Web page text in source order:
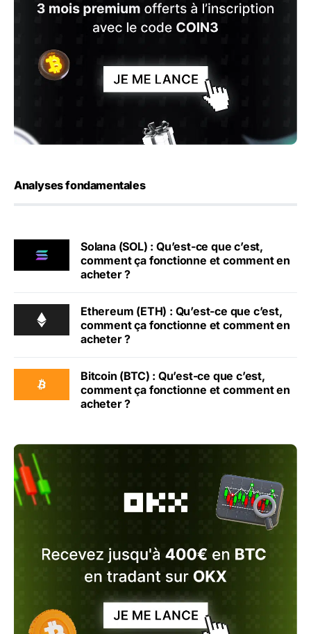
Analyses fondamentales
Solana (SOL) : Qu’est-ce que c’est,
comment ça fonctionne et comment en
acheter ?
Ethereum (ETH) : Qu’est-ce que c’est,
comment ça fonctionne et comment en
acheter ?
Bitcoin (BTC) : Qu’est-ce que c’est,
comment ça fonctionne et comment en
acheter ?